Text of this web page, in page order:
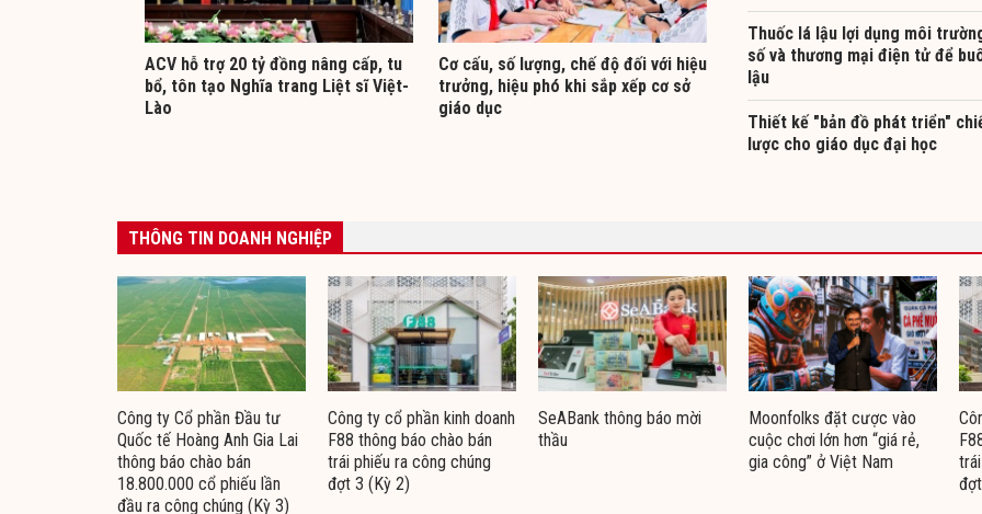
ACV hỗ trợ 20 tỷ đồng nâng cấp, tu
bổ, tôn tạo Nghĩa trang Liệt sĩ Việt-
Lào
Cơ cấu, số lượng, chế độ đối với hiệu
trưởng, hiệu phó khi sắp xếp cơ sở
giáo dục
Thuốc lá lậu lợi dụng môi
số và thương mại điện tử để
lậu
Thiết kế "bản đồ phát triển"
lược cho giáo dục đại học
THÔNG TIN DOANH NGHIỆP
Công ty Cổ phần Đầu tư
Quốc tế Hoàng Anh Gia Lai
thông báo chào bán
18.800.000 cổ phiếu lần
đầu ra công chúng (Kỳ 3)
Công ty cổ phần kinh doanh
F88 thông báo chào bán
trái phiếu ra công chúng
đợt 3 (Kỳ 2)
SeABank thông báo mời
thầu
Moonfolks đặt cược vào
cuộc chơi lớn hơn “giá rẻ,
gia công” ở Việt Nam